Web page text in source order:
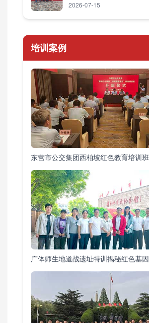
2026-07-15
培训案例
东营市公交集团西柏坡红色教育培训
广体师生地道战遗址特训揭秘红色基